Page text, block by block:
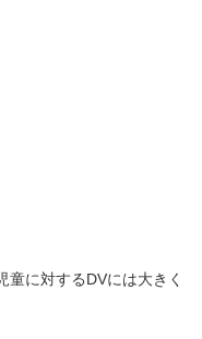
童に対するDVには大きく